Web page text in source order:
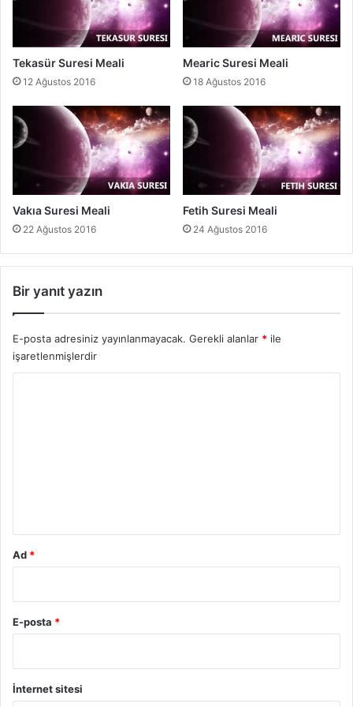
Tekasür Suresi Meali
12 Ağustos 2016
Mearic Suresi Meali
18 Ağustos 2016
Vakıa Suresi Meali
22 Ağustos 2016
Fetih Suresi Meali
24 Ağustos 2016
Bir yanıt yazın
E-posta adresiniz yayınlanmayacak. Gerekli alanlar * ile
işaretlenmişlerdir
Ad *
E-posta *
İnternet sitesi